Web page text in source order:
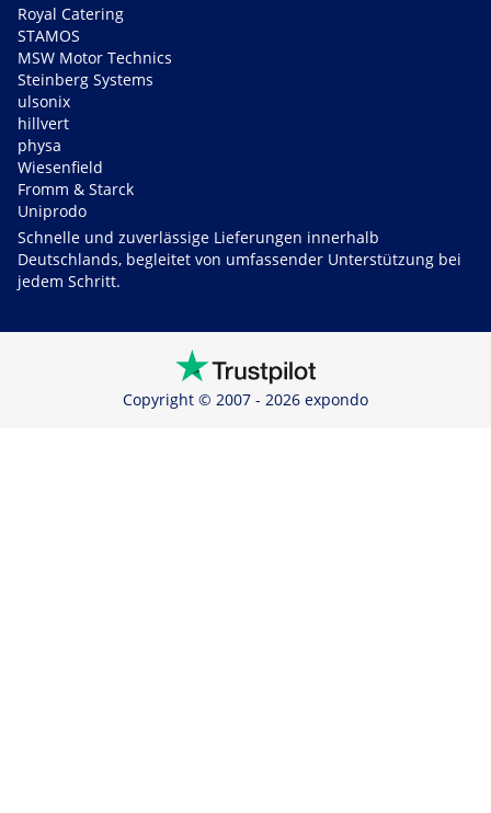
Royal Catering
STAMOS
MSW Motor Technics
Steinberg Systems
ulsonix
hillvert
physa
Wiesenfield
Fromm & Starck
Uniprodo
Schnelle und zuverlässige Lieferungen innerhalb
Deutschlands, begleitet von umfassender Unterstützung bei
jedem Schritt.
Copyright © 2007 - 2026 expondo